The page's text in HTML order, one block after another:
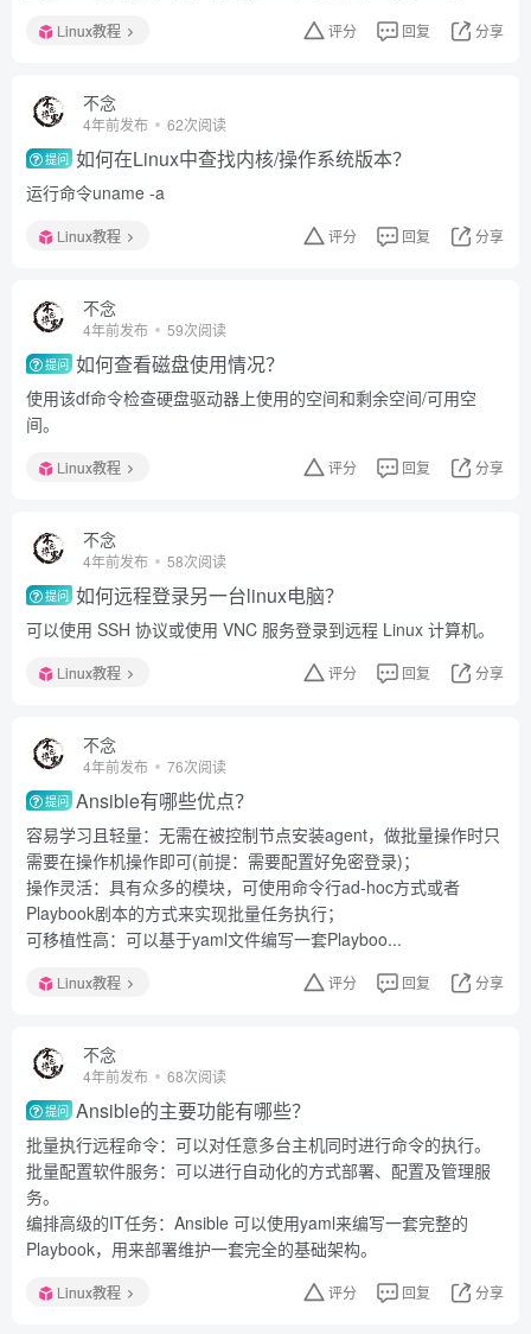
Linux教程 评分 回复 分享
不念
4年前发布 62次阅读
提问 如何在Linux中查找内核/操作系统版本？
运行命令uname -a
Linux教程 评分 回复 分享
不念
4年前发布 59次阅读
提问 如何查看磁盘使用情况？
使用该df命令检查硬盘驱动器上使用的空间和剩余空间/可用空
间。
Linux教程 评分 回复 分享
不念
4年前发布 58次阅读
提问 如何远程登录另一台linux电脑？
可以使用 SSH 协议或使用 VNC 服务登录到远程 Linux 计算机。
Linux教程 评分 回复 分享
不念
4年前发布 76次阅读
提问 Ansible有哪些优点？
容易学习且轻量：无需在被控制节点安装agent，做批量操作时只
需要在操作机操作即可(前提：需要配置好免密登录)；
操作灵活：具有众多的模块，可使用命令行ad-hoc方式或者
Playbook剧本的方式来实现批量任务执行；
可移植性高：可以基于yaml文件编写一套Playboo...
Linux教程 评分 回复 分享
不念
4年前发布 68次阅读
提问 Ansible的主要功能有哪些？
批量执行远程命令：可以对任意多台主机同时进行命令的执行。
批量配置软件服务：可以进行自动化的方式部署、配置及管理服
务。
编排高级的IT任务：Ansible 可以使用yaml来编写一套完整的
Playbook，用来部署维护一套完全的基础架构。
Linux教程 评分 回复 分享